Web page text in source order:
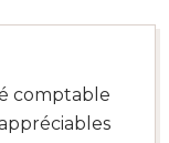
comptable